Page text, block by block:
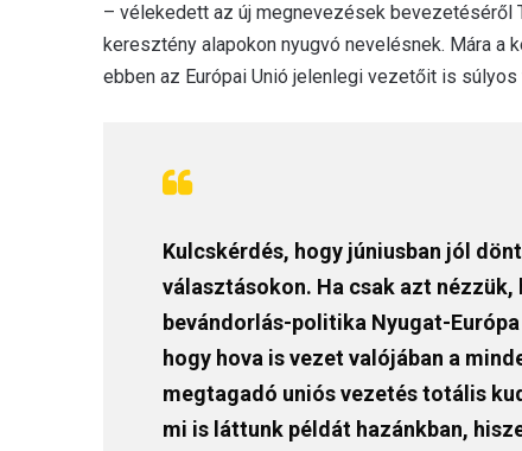
– vélekedett az új megnevezések bevezetéséről
keresztény alapokon nyugvó nevelésnek. Mára
ebben az Európai Unió jelenlegi vezetőit is
Kulcskérdés, hogy júniusban jól
választásokon. Ha csak azt
bevándorlás-politika Nyugat-
hogy hova is vezet valójában a
megtagadó uniós vezetés totális
mi is láttunk példát hazánkban,